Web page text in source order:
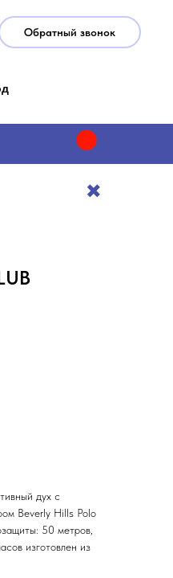
Обратный звонок
✖️
дух с
Beverly Hills Polo
50 метров,
изготовлен из